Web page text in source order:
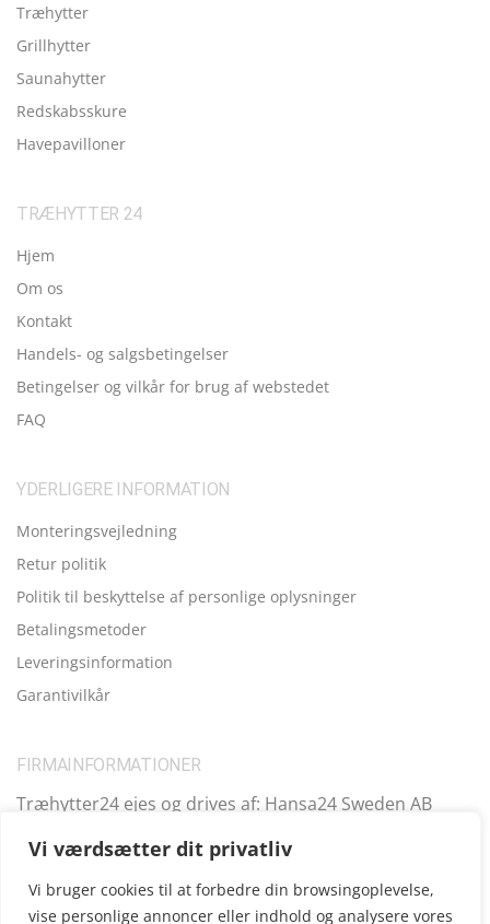
Vi værdsætter dit privatliv
Vi bruger cookies til at forbedre din browsingoplevelse,
vise personlige annoncer eller indhold og analysere vores
Træhytter
Grillhytter
Saunahytter
Redskabsskure
Havepavilloner
TRÆHYTTER 24
Hjem
Om os
Kontakt
Handels- og salgsbetingelser
Betingelser og vilkår for brug af webstedet
FAQ
YDERLIGERE INFORMATION
Monteringsvejledning
Retur politik
Politik til beskyttelse af personlige oplysninger
Betalingsmetoder
Leveringsinformation
Garantivilkår
FIRMAINFORMATIONER
Træhytter24 ejes og drives af: Hansa24 Sweden AB
Kungsbro Strand 29, 112 26 Stockholm, Sverige.